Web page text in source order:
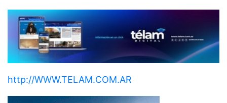
http://WWW.TELAM.COM.AR